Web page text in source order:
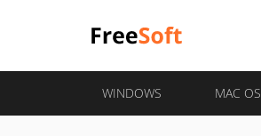
WINDOWS MAC OS